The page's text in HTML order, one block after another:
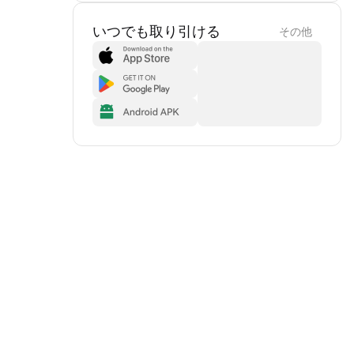
いつでも取り引ける その他